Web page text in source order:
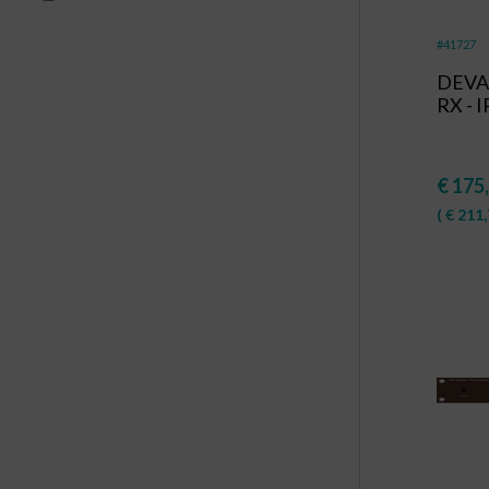
#41727
RX -
€
( €